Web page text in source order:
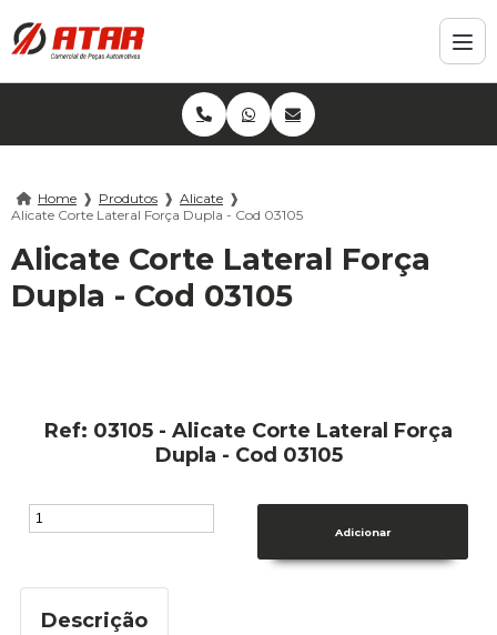
Home ❱ Produtos ❱ Alicate ❱
Alicate Corte Lateral Força Dupla - Cod 03105
Alicate Corte Lateral Força
Dupla - Cod 03105
Ref: 03105 - Alicate Corte Lateral Força
Dupla - Cod 03105
Descrição